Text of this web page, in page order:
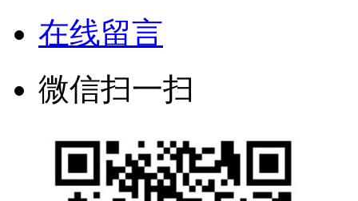
在线留言
微信扫一扫